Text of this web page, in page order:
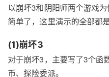
以崩坏3和阴阳师两个游戏
简单了，这里演示的全部都
(1)崩坏3
对于崩坏3，主要写了3个函
币、探险委派。